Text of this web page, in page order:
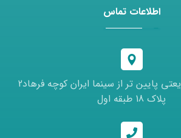
اطلاعات تماس
تهران خیابان شریعتی پایین تر از سینما ایران کوچه فرهاد2
پلاک 18 طبقه اول